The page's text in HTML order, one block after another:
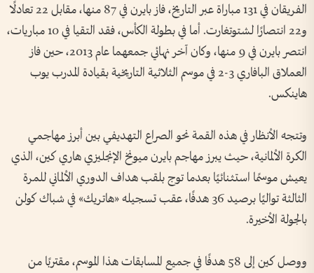
الفريقان في 131 مباراة عبر التاريخ، فاز بايرن في 87 منها، مقابل 22 تعادلًا
و22 انتصارًا لشتوتغارت. أما في بطولة الكأس، فقد التقيا في 10 مباريات،
انتصر بايرن في 9 منها، وكان آخر نهائي جمعهما عام 2013، حين فاز
العملاق البافاري 3-2 في موسم الثلاثية التاريخية بقيادة المدرب يوب
هاينكس.
وتتجه الأنظار في هذه القمة نحو الصراع التهديفي بين أبرز مهاجمي
الكرة الألمانية، حيث يبرز مهاجم بايرن ميونخ الإنجليزي هاري كين، الذي
يعيش موسمًا استثنائيًا بعدما توج بلقب هداف الدوري الألماني للمرة
الثالثة تواليًا برصيد 36 هدفًا، عقب تسجيله «هاتريك» في شباك كولن
بالجولة الأخيرة.
ووصل كين إلى 58 هدفًا في جميع المسابقات هذا الموسم، مقتربًا من